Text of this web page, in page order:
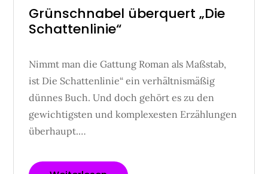
on
Grünschnabel überquert „Die
Schattenlinie“
Nimmt man die Gattung Roman als Maßstab,
ist Die Schattenlinie“ ein verhältnismäßig
dünnes Buch. Und doch gehört es zu den
gewichtigsten und komplexesten Erzählungen
überhaupt.…